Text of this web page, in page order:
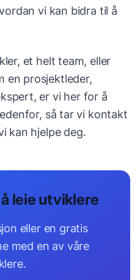
vi kan bidra til å
et helt team, eller
en prosjektleder,
er vi her for å
så tar vi kontakt
kan hjelpe deg.
leie utviklere
eller en gratis
med en av våre